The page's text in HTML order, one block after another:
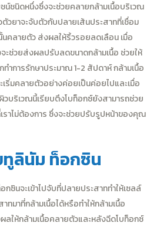
ชนิดหนึ่งซึ่งจะช่วยคลายกล้ามเนื้อบริเวณ
วยาจะจับตัวกับปลายเส้นประสาทที่เชื่อม
คลายตัว ส่งผลให้ริ้วรอยลดเลือน เมื่อ
ะช่วยส่งผลปรับลดขนาดกล้ามเนื้อ ช่วยให้
ำการรักษาประมาณ 1-2 สัปดาห์ กล้ามเนื้อ
มคลายตัวอย่างค่อยเป็นค่อยไปและเมื่อ
ผิวบริเวณนี้เรียบตึงโบท็อกซ์ยังสามารถช่วย
ราไม่ต้องการ ซึ่งจะช่วยปรับรูปหน้าของคุณ
ทูลินัม ท็อกซิน
กซินจะเข้าไปจับที่ปลายประสาททำให้เซลล์
มาที่กล้ามเนื้อได้หรือทำให้กล้ามเนื้อ
ให้กล้ามเนื้อคลายตัวและหลังฉีดโบท็อกซ์